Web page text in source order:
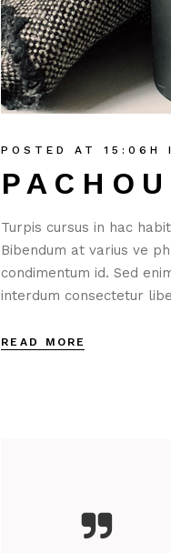
POSTED AT 15:06H
Turpis cursus in hac
Bibendum at varius ve
condimentum id. Sed
interdum consectetur
READ MORE